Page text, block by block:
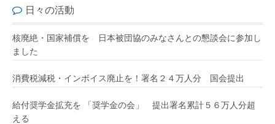
日々の活動
核廃絶・国家補償を 日本被団協のみなさんとの懇談会に参加し
ました
消費税減税・インボイス廃止を！署名２４万人分 国会提出
給付奨学金拡充を 「奨学金の会」 提出署名累計５６万人分超
える